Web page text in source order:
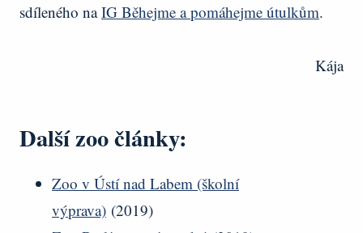
sdíleného naIG Běhejme a pomáhejme útulkům.
Kája
Další zoo články:
Zoo v Ústí nad Labem (školní
výprava) (2019)